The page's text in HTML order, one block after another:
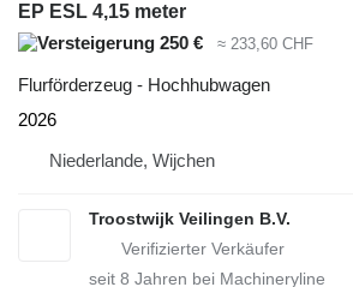
EP ESL 4,15 meter
250 €
≈ 233,60 CHF
Flurförderzeug - Hochhubwagen
2026
Niederlande, Wijchen
Troostwijk Veilingen B.V.
seit 8 Jahren bei Machineryline